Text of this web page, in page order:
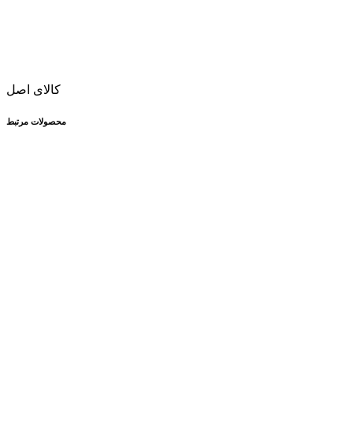
کالای اصل
محصولات مرتبط